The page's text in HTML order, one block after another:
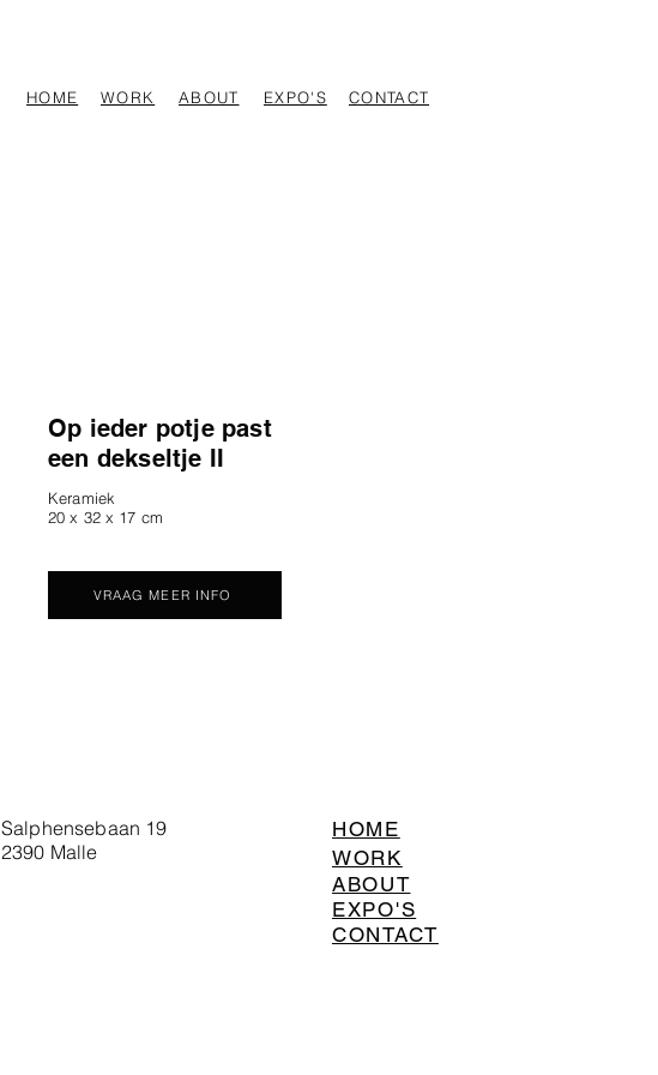
HOME WORK ABOUT EXPO'S CONTACT
Op ieder potje past
een dekseltje II
Keramiek
20 x 32 x 17 cm
VRAAG MEER INFO
Salphensebaan 19
2390 Malle
HOME
WORK
ABOUT
EXPO'S
CONTACT